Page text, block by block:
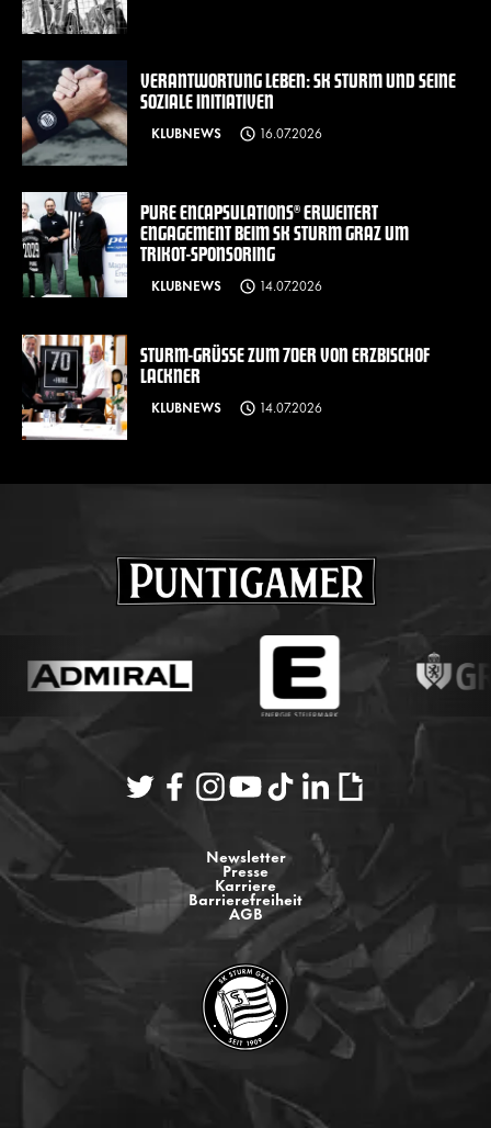
VERANTWORTUNG LEBEN: SK STURM UND SEINE
SOZIALE INITIATIVEN
KLUBNEWS 16.07.2026
PURE ENCAPSULATIONS® ERWEITERT
ENGAGEMENT BEIM SK STURM GRAZ UM
TRIKOT-SPONSORING
KLUBNEWS 14.07.2026
STURM-GRÜSSE ZUM 70ER VON ERZBISCHOF L
ACKNER
KLUBNEWS 14.07.2026
Newsletter
Presse
Karriere
Barrierefreiheit
AGB